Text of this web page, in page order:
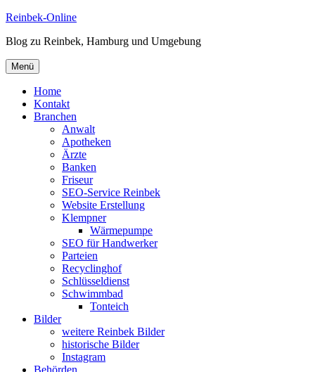
Zum
springen
Reinbek-Online
Blog zu Reinbek, Hamburg und Umgebung
Menü
Home
Kontakt
Branchen
Anwalt
Apotheken
Ärzte
Banken
Friseur
SEO-Service Reinbek
Website Erstellung
Klempner
Wärmepumpe
SEO für Handwerker
Parteien
Recyclinghof
Schlüsseldienst
Schwimmbad
Tonteich
Bilder
weitere Reinbek Bilder
historische Bilder
Instagram
Behörden